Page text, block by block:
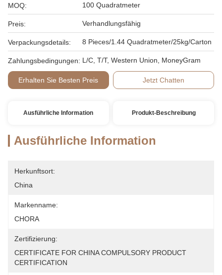
MOQ: 100 Quadratmeter
Preis: Verhandlungsfähig
Verpackungsdetails: 8 Pieces/1.44 Quadratmeter/25kg/Carton
Zahlungsbedingungen: L/C, T/T, Western Union, MoneyGram
Erhalten Sie Besten Preis Jetzt Chatten
Ausführliche Information Produkt-Beschreibung
Ausführliche Information
Herkunftsort:
China
Markenname:
CHORA
Zertifizierung:
CERTIFICATE FOR CHINA COMPULSORY PRODUCT
CERTIFICATION